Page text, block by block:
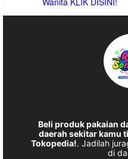
Beli produk pakaian
daerah sekitar kamu
Tokopedia!. Jadilah
di